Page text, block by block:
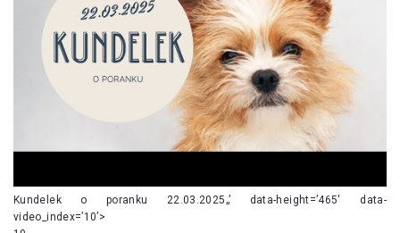
Kundelek o poranku 22.03.2025„’ data-height=’465′ data-
video_index=’10’>